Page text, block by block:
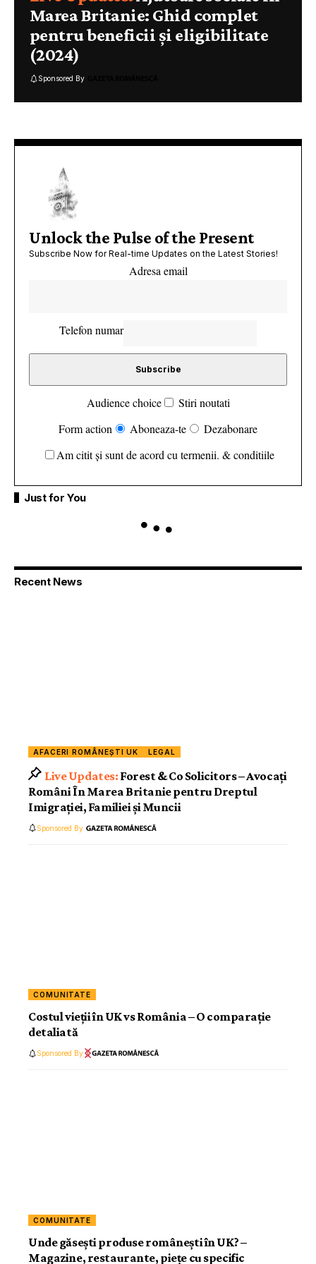
Marea Britanie: Ghid complet
pentru beneficii și eligibilitate
(2024)
Sponsored By
Unlock the Pulse of the Present
Subscribe Now for Real-time Updates on the Latest Stories!
Adresa email
Telefon numar
Audience choice
Stiri noutati
Form action
Aboneaza-te
Dezabonare
Am citit și sunt de acord cu termenii. & conditiile
Just for You
Recent News
AFACERI ROMÂNEȘTI UK LEGAL
Forest & Co Solicitors – Avocați
Români În Marea Britanie pentru Dreptul
Imigrației, Familiei și Muncii
Sponsored By
COMUNITATE
Costul vieții în UK vs România – O comparație
detaliată
Sponsored By
COMUNITATE
Unde găsești produse românești în UK? –
Magazine, restaurante, piețe cu specific